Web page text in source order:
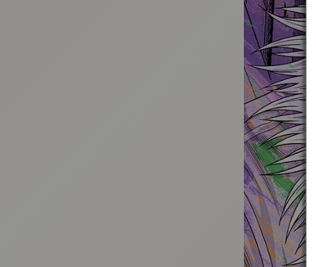
:692.15.692.659:t-vnqp.lunrzsdszk.vn.oi